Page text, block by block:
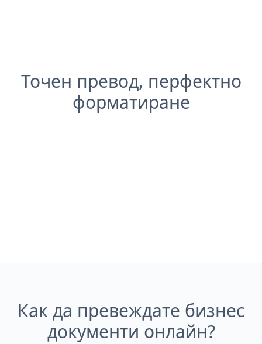
Точен превод, перфектно
форматиране
Как да превеждате бизнес
документи онлайн?